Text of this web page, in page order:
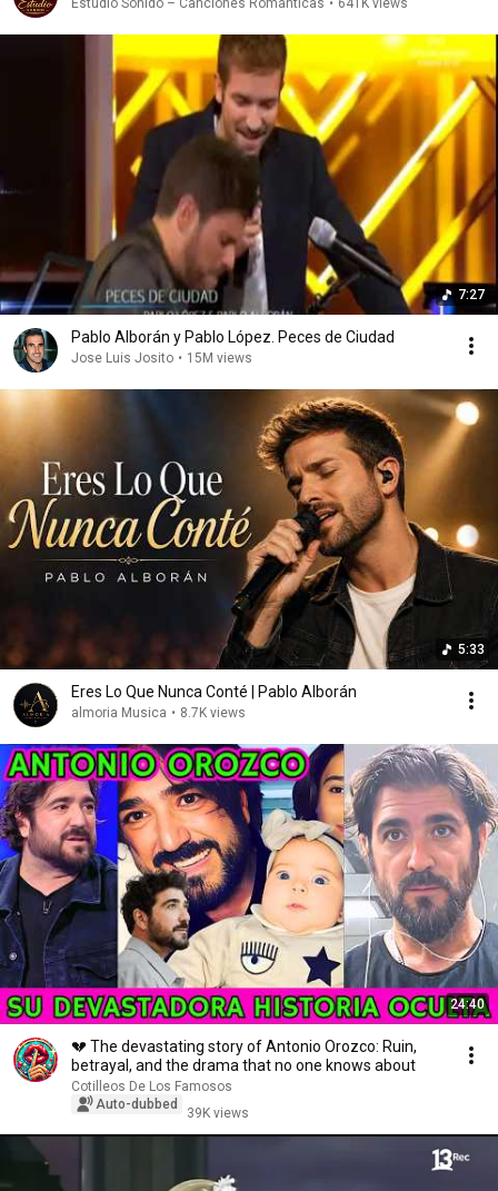
Estudio Sonido – Canciones Románticas • 641K views
7:27
Pablo Alborán y Pablo López. Peces de Ciudad
Jose Luis Josito • 15M views
5:33
Eres Lo Que Nunca Conté | Pablo Alborán
almoria Musica • 8.7K views
24:40
💔 The devastating story of Antonio Orozco: Ruin,
betrayal, and the drama that no one knows about
Cotilleos De Los Famosos
Auto-dubbed
39K views